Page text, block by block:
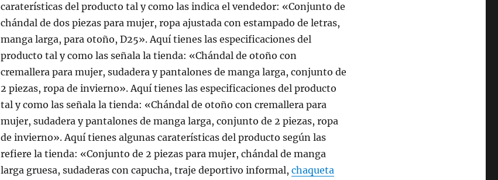
caraterísticas del producto tal y como las indica el vendedor: «Conjunto de
chándal de dos piezas para mujer, ropa ajustada con estampado de letras,
manga larga, para otoño, D25». Aquí tienes las especificaciones del
producto tal y como las señala la tienda: «Chándal de otoño con
cremallera para mujer, sudadera y pantalones de manga larga, conjunto de
2 piezas, ropa de invierno». Aquí tienes las especificaciones del producto
tal y como las señala la tienda: «Chándal de otoño con cremallera para
mujer, sudadera y pantalones de manga larga, conjunto de 2 piezas, ropa
de invierno». Aquí tienes algunas caraterísticas del producto según las
refiere la tienda: «Conjunto de 2 piezas para mujer, chándal de manga
larga gruesa, sudaderas con capucha, traje deportivo informal,chaqueta